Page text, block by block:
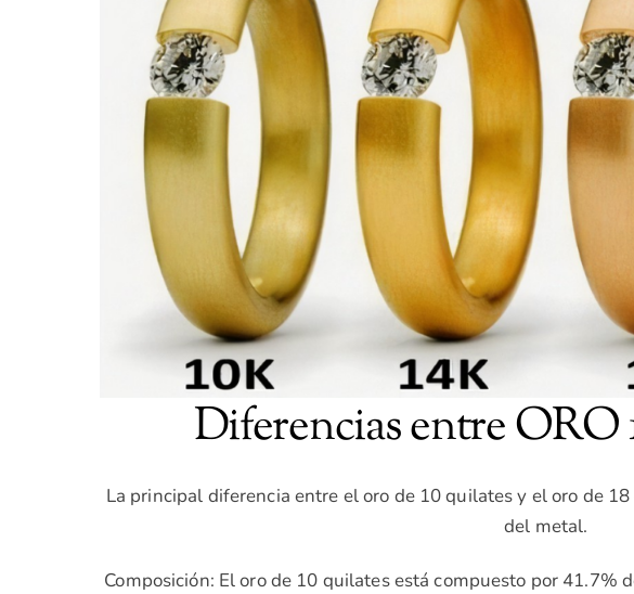
Diferencias entre ORO
La principal diferencia entre el oro de 10 quilates y el oro de
del metal.
Composición: El oro de 10 quilates está compuesto por 41.7%